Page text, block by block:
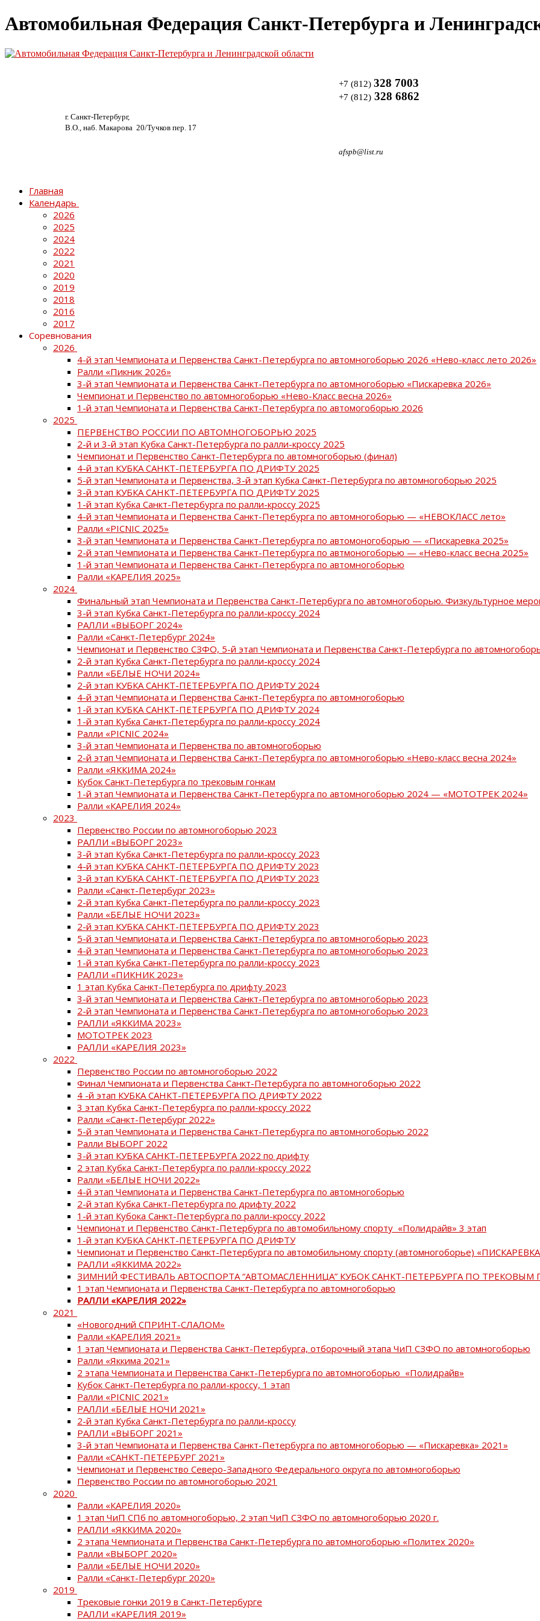
Автомобильная Федерация Санкт-Петербурга и
г. Санкт-Петербург,
В.О., наб. Макарова 20/Тучков пер. 17
+7 (812) 328 7003
+7 (812) 328 6862
afspb@list.ru
Главная
Календарь
2026
2025
2024
2022
2021
2020
2019
2018
2016
2017
Соревнования
2026
4-й этап Чемпионата и Первенства Санкт-Петербурга по автомногоборью 2026 «Нево-класс лето 2026»
Ралли «Пикник 2026»
3-й этап Чемпионата и Первенства Санкт-Петербурга по автомногоборью «Пискаревка 2026»
Чемпионат и Первенство по автомногоборью «Нево-Класс весна 2026»
1-й этап Чемпионата и Первенства Санкт-Петербурга по автомогоборью 2026
2025
ПЕРВЕНСТВО РОССИИ ПО АВТОМНОГОБОРЬЮ 2025
2-й и 3-й этап Кубка Санкт-Петербурга по ралли-кроссу 2025
Чемпионат и Первенство Санкт-Петербурга по автомногоборью (финал)
4-й этап КУБКА САНКТ-ПЕТЕРБУРГА ПО ДРИФТУ 2025
5-й этап Чемпионата и Первенства, 3-й этап Кубка Санкт-Петербурга по автомногоборью 2025
3-й этап КУБКА САНКТ-ПЕТЕРБУРГА ПО ДРИФТУ 2025
1-й этап Кубка Санкт-Петербурга по ралли-кроссу 2025
4-й этап Чемпионата и Первенства Санкт-Петербурга по автомногоборью — «НЕВОКЛАСС лето»
Ралли «PICNIC 2025»
3-й этап Чемпионата и Первенства Санкт-Петербурга по автомоногоборью — «Пискаревка 2025»
2-й этап Чемпионата и Первенства Санкт-Петербурга по автмоногоборью — «Нево-класс весна 2025»
1-й этап Чемпионата и Первенства Санкт-Петербурга по автомногоборью
Ралли «КАРЕЛИЯ 2025»
2024
Финальный этап Чемпионата и Первенства Санкт-Петербурга по автомногоборью. Физкультурное
3-й этап Кубка Санкт-Петербурга по ралли-кроссу 2024
РАЛЛИ «ВЫБОРГ 2024»
Ралли «Санкт-Петербург 2024»
Чемпионат и Первенство СЗФО, 5-й этап Чемпионата и Первенства Санкт-Петербурга по
2-й этап Кубка Санкт-Петербурга по ралли-кроссу 2024
Ралли «БЕЛЫЕ НОЧИ 2024»
2-й этап КУБКА САНКТ-ПЕТЕРБУРГА ПО ДРИФТУ 2024
4-й этап Чемпионата и Первенства Санкт-Петербурга по автомногоборью
1-й этап КУБКА САНКТ-ПЕТЕРБУРГА ПО ДРИФТУ 2024
1-й этап Кубка Санкт-Петербурга по ралли-кроссу 2024
Ралли «PICNIC 2024»
3-й этап Чемпионата и Первенства по автомногоборью
2-й этап Чемпионата и Первенства Санкт-Петербурга по автомногоборью «Нево-класс весна 2024»
Ралли «ЯККИМА 2024»
Кубок Санкт-Петербурга по трековым гонкам
1-й этап Чемпионата и Первенства Санкт-Петербурга по автомногоборью 2024 — «МОТОТРЕК 2024»
Ралли «КАРЕЛИЯ 2024»
2023
Первенство России по автомногоборью 2023
РАЛЛИ «ВЫБОРГ 2023»
3-й этап Кубка Санкт-Петербурга по ралли-кроссу 2023
4-й этап КУБКА САНКТ-ПЕТЕРБУРГА ПО ДРИФТУ 2023
3-й этап КУБКА САНКТ-ПЕТЕРБУРГА ПО ДРИФТУ 2023
Ралли «Санкт-Петербург 2023»
2-й этап Кубка Санкт-Петербурга по ралли-кроссу 2023
Ралли «БЕЛЫЕ НОЧИ 2023»
2-й этап КУБКА САНКТ-ПЕТЕРБУРГА ПО ДРИФТУ 2023
5-й этап Чемпионата и Первенства Санкт-Петербурга по автомногоборью 2023
4-й этап Чемпионата и Первенства Санкт-Петербурга по автомногоборью 2023
1-й этап Кубка Санкт-Петербурга по ралли-кроссу 2023
РАЛЛИ «ПИКНИК 2023»
1 этап Кубка Санкт-Петербурга по дрифту 2023
3-й этап Чемпионата и Первенства Санкт-Петербурга по автомногоборью 2023
2-й этап Чемпионата и Первенства Санкт-Петербурга по автомногоборью 2023
РАЛЛИ «ЯККИМА 2023»
МОТОТРЕК 2023
РАЛЛИ «КАРЕЛИЯ 2023»
2022
Первенство России по автомногоборью 2022
Финал Чемпионата и Первенства Санкт-Петербурга по автомногоборью 2022
4 -й этап КУБКА САНКТ-ПЕТЕРБУРГА ПО ДРИФТУ 2022
3 этап Кубка Санкт-Петербурга по ралли-кроссу 2022
Ралли «Санкт-Петербург 2022»
5-й этап Чемпионата и Первенства Санкт-Петербурга по автомногоборью 2022
Ралли ВЫБОРГ 2022
3-й этап КУБКА САНКТ-ПЕТЕРБУРГА 2022 по дрифту
2 этап Кубка Санкт-Петербурга по ралли-кроссу 2022
Ралли «БЕЛЫЕ НОЧИ 2022»
4-й этап Чемпионата и Первенства Санкт-Петербурга по автомногоборью
2-й этап Кубка Санкт-Петербурга по дрифту 2022
1-й этап Кубока Санкт-Петербурга по ралли-кроссу 2022
Чемпионат и Первенство Санкт-Петербурга по автомобильному спорту «Полидрайв» 3 этап
1-й этап КУБКА САНКТ-ПЕТЕРБУРГА ПО ДРИФТУ
Чемпионат и Первенство Санкт-Петербурга по автомобильному спорту (автомногоборье)
РАЛЛИ «ЯККИМА 2022»
ЗИМНИЙ ФЕСТИВАЛЬ АВТОСПОРТА “АВТОМАСЛЕННИЦА” КУБОК САНКТ-ПЕТЕРБУРГА ПО ТРЕКОВЫМ
1 этап Чемпионата и Первенства Санкт-Петербурга по автомногоборью
РАЛЛИ «КАРЕЛИЯ 2022»
2021
«Новогодний СПРИНТ-СЛАЛОМ»
Ралли «КАРЕЛИЯ 2021»
1 этап Чемпионата и Первенства Санкт-Петербурга, отборочный этапа ЧиП СЗФО по автомногоборью
Ралли «Яккима 2021»
2 этапа Чемпионата и Первенства Санкт-Петербурга по автомногоборью «Полидрайв»
Кубок Санкт-Петербурга по ралли-кроссу, 1 этап
Ралли «PICNIC 2021»
РАЛЛИ «БЕЛЫЕ НОЧИ 2021»
2-й этап Кубка Санкт-Петербурга по ралли-кроссу
РАЛЛИ «ВЫБОРГ 2021»
3-й этап Чемпионата и Первенства Санкт-Петербурга по автомногоборью — «Пискаревка» 2021»
Ралли «САНКТ-ПЕТЕРБУРГ 2021»
Чемпионат и Первенство Северо-Западного Федерального округа по автомногоборью
Первенство России по автомногоборью 2021
2020
Ралли «КАРЕЛИЯ 2020»
1 этап ЧиП СПб по автомногоборью, 2 этап ЧиП СЗФО по автомногоборью 2020 г.
РАЛЛИ «ЯККИМА 2020»
2 этапа Чемпионата и Первенства Санкт-Петербурга по автомногоборью «Политех 2020»
Ралли «ВЫБОРГ 2020»
Ралли «БЕЛЫЕ НОЧИ 2020»
Ралли «Санкт-Петербург 2020»
2019
Трековые гонки 2019 в Санкт-Петербурге
РАЛЛИ «КАРЕЛИЯ 2019»